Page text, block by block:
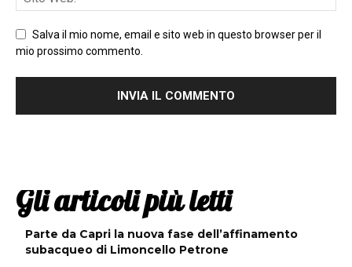
Salva il mio nome, email e sito web in questo browser per il
mio prossimo commento.
Gli articoli più letti
Parte da Capri la nuova fase dell’affinamento
subacqueo di Limoncello Petrone